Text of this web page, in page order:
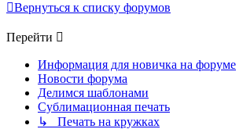
Вернуться к списку форумов
Перейти
Информация для новичка на форуме
Новости форума
Делимся шаблонами
Сублимационная печать
↳ Печать на кружках